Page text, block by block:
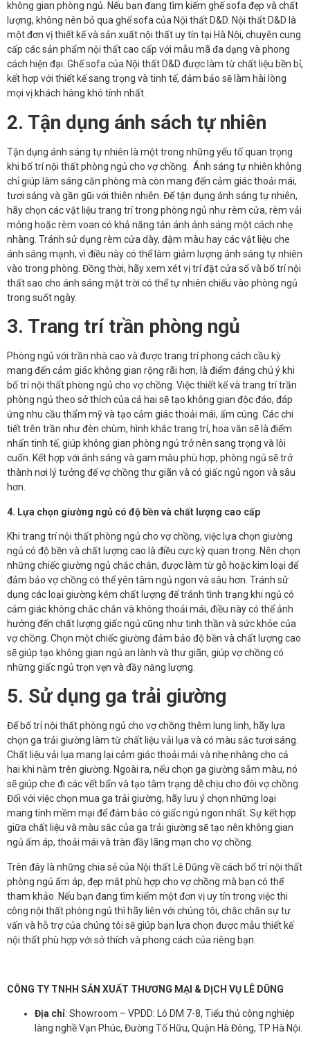
không gian phòng ngủ. Nếu bạn đang tìm kiếm ghế sofa đẹp và chất
lượng, không nên bỏ qua ghế sofa của Nội thất D&D. Nội thất D&D là
một đơn vị thiết kế và sản xuất nội thất uy tín tại Hà Nội, chuyên cung
cấp các sản phẩm nội thất cao cấp với mẫu mã đa dạng và phong
cách hiện đại. Ghế sofa của Nội thất D&D được làm từ chất liệu bền bỉ,
kết hợp với thiết kế sang trọng và tinh tế, đảm bảo sẽ làm hài lòng
mọi vị khách hàng khó tính nhất.
2. Tận dụng ánh sách tự nhiên
Tận dụng ánh sáng tự nhiên là một trong những yếu tố quan trọng
khi bố trí nội thất phòng ngủ cho vợ chồng. Ánh sáng tự nhiên không
chỉ giúp làm sáng căn phòng mà còn mang đến cảm giác thoải mái,
tươi sáng và gần gũi với thiên nhiên. Để tận dụng ánh sáng tự nhiên,
hãy chọn các vật liệu trang trí trong phòng ngủ như rèm cửa, rèm vải
mỏng hoặc rèm voan có khả năng tản ánh ánh sáng một cách nhẹ
nhàng. Tránh sử dụng rèm cửa dày, đậm màu hay các vật liệu che
ánh sáng mạnh, vì điều này có thể làm giảm lượng ánh sáng tự nhiên
vào trong phòng. Đồng thời, hãy xem xét vị trí đặt cửa sổ và bố trí nội
thất sao cho ánh sáng mặt trời có thể tự nhiên chiếu vào phòng ngủ
trong suốt ngày.
3. Trang trí trần phòng ngủ
Phòng ngủ với trần nhà cao và được trang trí phong cách cầu kỳ
mang đến cảm giác không gian rộng rãi hơn, là điểm đáng chú ý khi
bố trí nội thất phòng ngủ cho vợ chồng. Việc thiết kế và trang trí trần
phòng ngủ theo sở thích của cả hai sẽ tạo không gian độc đáo, đáp
ứng nhu cầu thẩm mỹ và tạo cảm giác thoải mái, ấm cúng. Các chi
tiết trên trần như đèn chùm, hình khắc trang trí, hoa văn sẽ là điểm
nhấn tinh tế, giúp không gian phòng ngủ trở nên sang trọng và lôi
cuốn. Kết hợp với ánh sáng và gam màu phù hợp, phòng ngủ sẽ trở
thành nơi lý tưởng để vợ chồng thư giãn và có giấc ngủ ngon và sâu
hơn.
4. Lựa chọn giường ngủ có độ bền và chất lượng cao cấp
Khi trang trí nội thất phòng ngủ cho vợ chồng, việc lựa chọn giường
ngủ có độ bền và chất lượng cao là điều cực kỳ quan trọng. Nên chọn
những chiếc giường ngủ chắc chắn, được làm từ gỗ hoặc kim loại để
đảm bảo vợ chồng có thể yên tâm ngủ ngon và sâu hơn. Tránh sử
dụng các loại giường kém chất lượng để tránh tình trạng khi ngủ có
cảm giác không chắc chắn và không thoải mái, điều này có thể ảnh
hưởng đến chất lượng giấc ngủ cũng như tinh thần và sức khỏe của
vợ chồng. Chọn một chiếc giường đảm bảo độ bền và chất lượng cao
sẽ giúp tạo không gian ngủ an lành và thư giãn, giúp vợ chồng có
những giấc ngủ trọn vẹn và đầy năng lượng.
5. Sử dụng ga trải giường
Để bố trí nội thất phòng ngủ cho vợ chồng thêm lung linh, hãy lựa
chọn ga trải giường làm từ chất liệu vải lụa và có màu sắc tươi sáng.
Chất liệu vải lụa mang lại cảm giác thoải mái và nhẹ nhàng cho cả
hai khi nằm trên giường. Ngoài ra, nếu chọn ga giường sẫm màu, nó
sẽ giúp che đi các vết bẩn và tạo tâm trạng dễ chịu cho đôi vợ chồng.
Đối với việc chọn mua ga trải giường, hãy lưu ý chọn những loại
mang tính mềm mại để đảm bảo có giấc ngủ ngon nhất. Sự kết hợp
giữa chất liệu và màu sắc của ga trải giường sẽ tạo nên không gian
ngủ ấm áp, thoải mái và tràn đầy lãng mạn cho vợ chồng.
Trên đây là những chia sẻ của Nội thất Lê Dũng về cách bố trí nội thất
phòng ngủ ấm áp, đẹp mắt phù hợp cho vợ chồng mà bạn có thể
tham khảo. Nếu bạn đang tìm kiếm một đơn vị uy tín trong việc thi
công nội thất phòng ngủ thì hãy liên với chúng tôi, chắc chắn sự tư
vấn và hỗ trợ của chúng tôi sẽ giúp bạn lựa chọn được mẫu thiết kế
nội thất phù hợp với sở thích và phong cách của riêng bạn.
CÔNG TY TNHH SẢN XUẤT THƯƠNG MẠI & DỊCH VỤ LÊ DŨNG
Địa chỉ: Showroom – VPDD: Lô DM 7-8, Tiểu thủ công nghiệp
làng nghề Vạn Phúc, Đường Tố Hữu, Quận Hà Đông, TP Hà Nội.